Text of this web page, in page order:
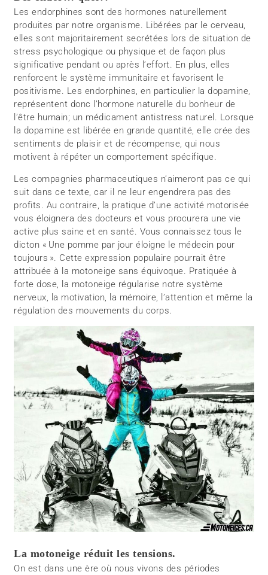
Les endorphines sont des hormones naturellement
produites par notre organisme. Libérées par le cerveau,
elles sont majoritairement secrétées lors de situation de
stress psychologique ou physique et de façon plus
significative pendant ou après l’effort. En plus, elles
renforcent le système immunitaire et favorisent le
positivisme. Les endorphines, en particulier la dopamine,
représentent donc l’hormone naturelle du bonheur de
l’être humain; un médicament antistress naturel. Lorsque
la dopamine est libérée en grande quantité, elle crée des
sentiments de plaisir et de récompense, qui nous
motivent à répéter un comportement spécifique.
Les compagnies pharmaceutiques n’aimeront pas ce qui
suit dans ce texte, car il ne leur engendrera pas des
profits. Au contraire, la pratique d’une activité motorisée
vous éloignera des docteurs et vous procurera une vie
active plus saine et en santé. Vous connaissez tous le
dicton « Une pomme par jour éloigne le médecin pour
toujours ». Cette expression populaire pourrait être
attribuée à la motoneige sans équivoque. Pratiquée à
forte dose, la motoneige régularise notre système
nerveux, la motivation, la mémoire, l’attention et même la
régulation des mouvements du corps.
La motoneige réduit les tensions.
On est dans une ère où nous vivons des périodes